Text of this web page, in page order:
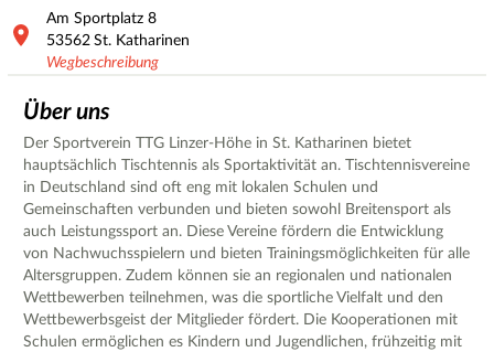
Am Sportplatz 8
53562 St. Katharinen
Wegbeschreibung
Über uns
Der Sportverein TTG Linzer-Höhe in St. Katharinen bietet
hauptsächlich Tischtennis als Sportaktivität an. Tischtennisvereine
in Deutschland sind oft eng mit lokalen Schulen und
Gemeinschaften verbunden und bieten sowohl Breitensport als
auch Leistungssport an. Diese Vereine fördern die Entwicklung
von Nachwuchsspielern und bieten Trainingsmöglichkeiten für alle
Altersgruppen. Zudem können sie an regionalen und nationalen
Wettbewerben teilnehmen, was die sportliche Vielfalt und den
Wettbewerbsgeist der Mitglieder fördert. Die Kooperationen mit
Schulen ermöglichen es Kindern und Jugendlichen, frühzeitig mit